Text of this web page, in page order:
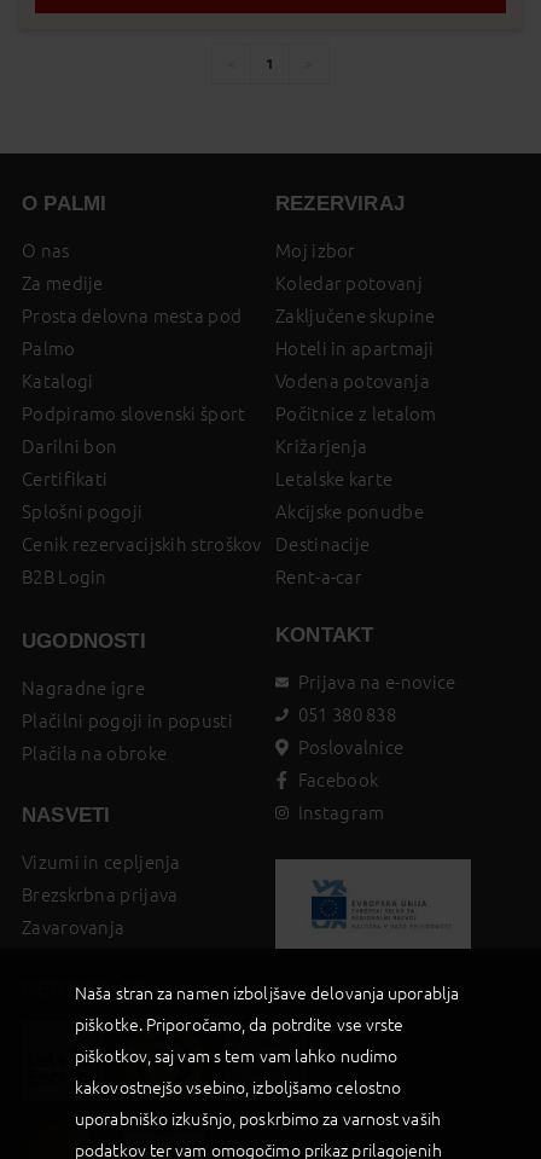
You're
1
O PALMI
O nas
Za medije
Prosta delovna mesta pod
Palmo
Katalogi
Podpiramo slovenski šport
Darilni bon
Certifikati
Splošni pogoji
Cenik rezervacijskih stroškov
B2B Login
UGODNOSTI
Nagradne igre
Plačilni pogoji in popusti
Plačila na obroke
NASVETI
Vizumi in cepljenja
Brezskrbna prijava
Zavarovanja
REZERVIRAJ
Moj izbor
Koledar potovanj
Zaključene skupine
Hoteli in apartmaji
Vodena potovanja
Počitnice z letalom
Križarjenja
Letalske karte
Akcijske ponudbe
Destinacije
Rent-a-car
KONTAKT
Prijava na e-novice
051 380 838
Poslovalnice
Facebook
Instagram
CERTIFIKATI
Naša stran za namen izboljšave delovanja uporablja
piškotke. Priporočamo, da potrdite vse vrste
piškotkov, saj vam s tem vam lahko nudimo
kakovostnejšo vsebino, izboljšamo celostno
uporabniško izkušnjo, poskrbimo za varnost vaših
podatkov ter vam omogočimo prikaz prilagojenih